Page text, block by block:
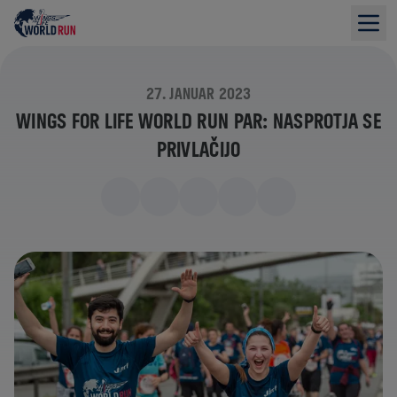
27. JANUAR 2023
WINGS FOR LIFE WORLD RUN PAR: NASPROTJA SE
PRIVLAČIJO